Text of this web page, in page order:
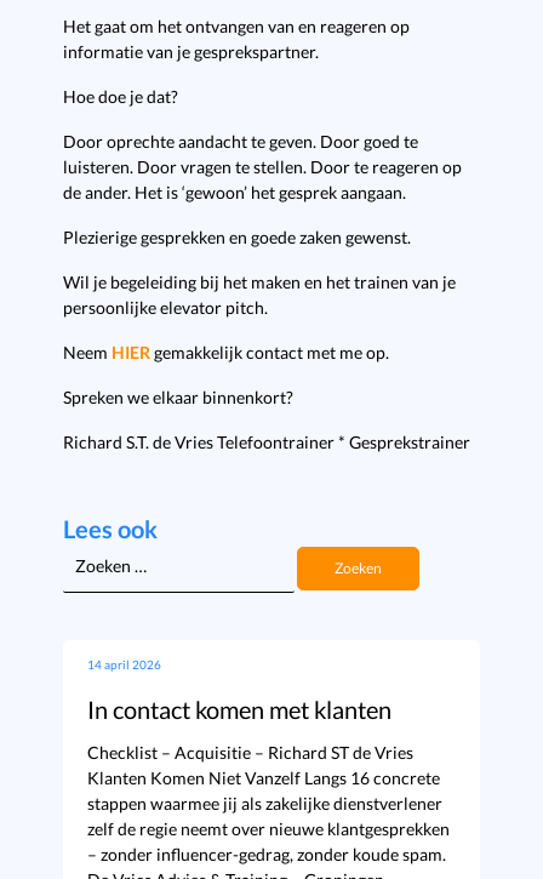
Het gaat om het ontvangen van en reageren op
informatie van je gesprekspartner.
Hoe doe je dat?
Door oprechte aandacht te geven. Door goed te
luisteren. Door vragen te stellen. Door te reageren op
de ander. Het is ‘gewoon’ het gesprek aangaan.
Plezierige gesprekken en goede zaken gewenst.
Wil je begeleiding bij het maken en het trainen van je
persoonlijke elevator pitch.
Neem HIER gemakkelijk contact met me op.
Spreken we elkaar binnenkort?
Richard S.T. de Vries Telefoontrainer * Gesprekstrainer
Lees ook
naar:
14 april 2026
In contact komen met klanten
Checklist – Acquisitie – Richard ST de Vries
Klanten Komen Niet Vanzelf Langs 16 concrete
stappen waarmee jij als zakelijke dienstverlener
zelf de regie neemt over nieuwe klantgesprekken
– zonder influencer-gedrag, zonder koude spam.